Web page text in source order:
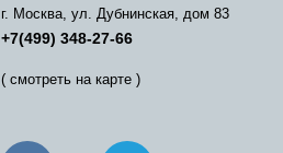
г. Москва, ул. Дубнинская, дом 83
+7(499) 348-27-66
( смотреть на карте )